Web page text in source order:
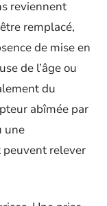
reviennent
remplacé,
de mise en
de l’âge ou
du
abîmée par
une
peuvent relever